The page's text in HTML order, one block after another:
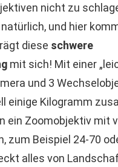
nicht zu
und hier
diese schwere
mit sich! Mit einer
und 3
einige Kilogramm
ein Zoomobjektiv mit
zum Beispiel 24-70
alles von